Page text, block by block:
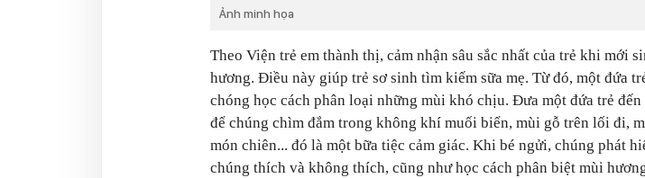
Ảnh minh họa
Theo Viện trẻ em thành thị, cảm nhận sâu sắc nhất của trẻ khi mới
hương. Điều này giúp trẻ sơ sinh tìm kiếm sữa mẹ. Từ đó, một đứa
chóng học cách phân loại những mùi khó chịu. Đưa một đứa trẻ
để chúng chìm đắm trong không khí muối biển, mùi gỗ trên lối đi,
món chiên... đó là một bữa tiệc cảm giác. Khi bé ngửi, chúng phát
chúng thích và không thích, cũng như học cách phân biệt mùi